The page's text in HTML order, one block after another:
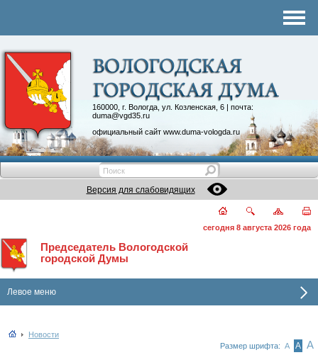
160000, г. Вологда, ул. Козленская, 6 | почта:
duma@vgd35.ru
официальный сайт www.duma-vologda.ru
Контакты
Депутатские объединения
Версия для слабовидящих
сегодня 8 августа 2026 года
Председатель Вологодской
городской Думы
Левое меню
Новости
Размер шрифта: А А А